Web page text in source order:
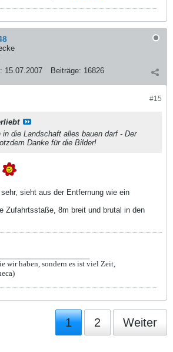
15.07.2007 Beiträge: 16826
#15
die Landschaft alles bauen darf - Der
Danke für die Bilder!
sieht aus der Entfernung wie ein
Zufahrtsstaße, 8m breit und brutal in den
wir haben, sondern es ist viel Zeit,
1 2 Weiter